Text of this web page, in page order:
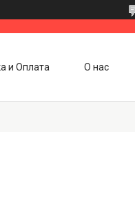
и Оплата О нас